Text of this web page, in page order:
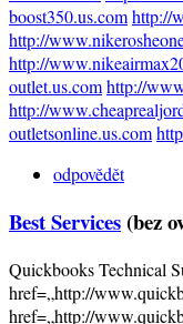
boost350.us.comhttp://
http://
http://
outlet.us.comhttp://
http://
outletsonline.us.com
odpovědět
Best Services (bez
Quickbooks Technical
href=„http://
href=„http://